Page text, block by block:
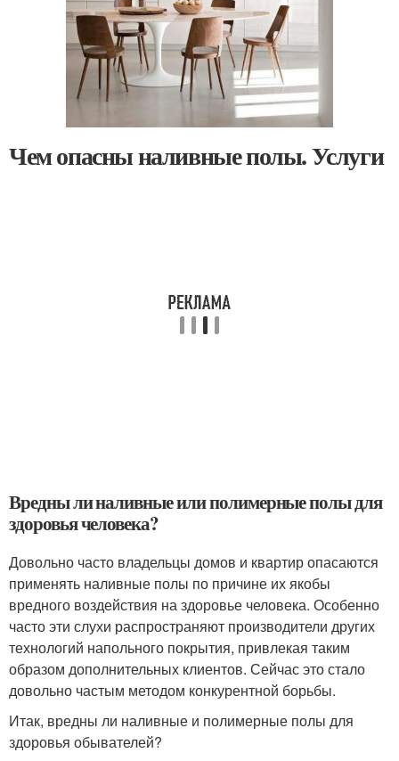
Чем опасны наливные полы. Услуги
Вредны ли наливные или полимерные полы для
здоровья человека?
Довольно часто владельцы домов и квартир опасаются
применять наливные полы по причине их якобы
вредного воздействия на здоровье человека. Особенно
часто эти слухи распространяют производители других
технологий напольного покрытия, привлекая таким
образом дополнительных клиентов. Сейчас это стало
довольно частым методом конкурентной борьбы.
Итак, вредны ли наливные и полимерные полы для
здоровья обывателей?